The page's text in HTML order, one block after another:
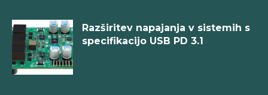
Razširitev napajanja v sistemih s
specifikacijo USB PD 3.1